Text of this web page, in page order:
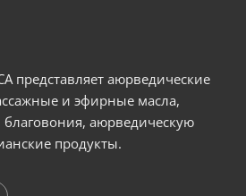
представляет аюрведические
и эфирные масла,
аюрведическую
продукты.